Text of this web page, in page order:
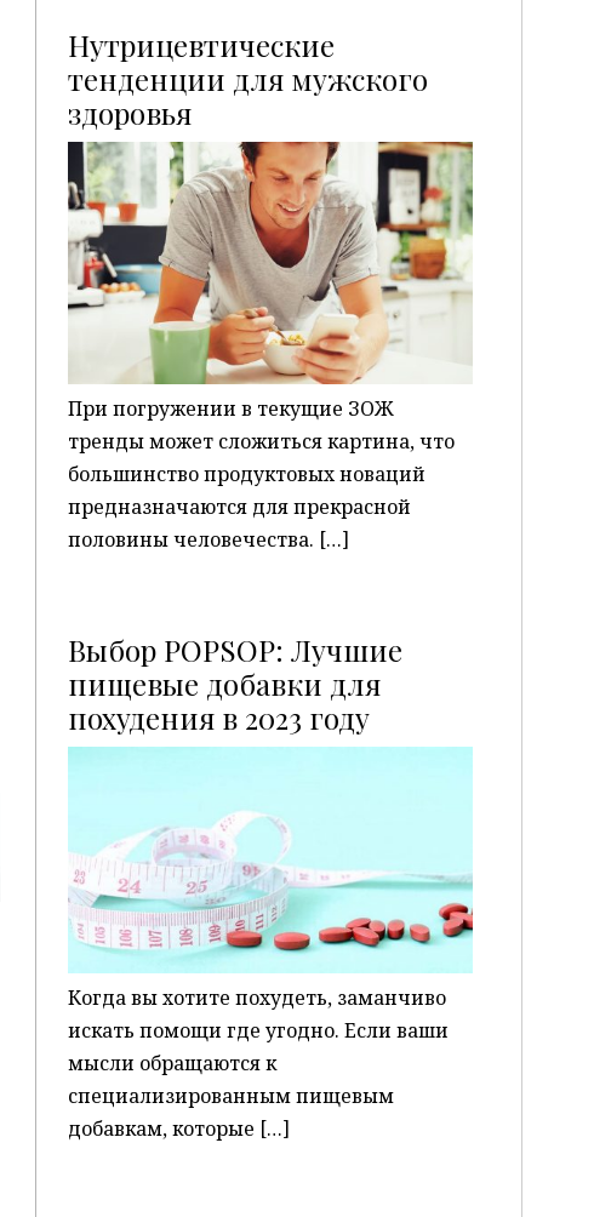
Нутрицевтические
тенденции для мужского
здоровья P
При погружении в текущие ЗОЖ
тренды может сложиться картина, что
большинство продуктовых новаций
предназначаются для прекрасной
половины человечества. […]
Выбор POPSOP: Лучшие
пищевые добавки для
похудения в 2023 году
P
Когда вы хотите похудеть, заманчиво
искать помощи где угодно. Если ваши
мысли обращаются к
специализированным пищевым
добавкам, которые […]